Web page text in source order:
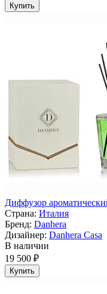
Купить
Диффузор
Страна: Италия
Бренд: Danhera
Дизайнер: Danhera Casa
В наличии
19 500 ₽
Купить